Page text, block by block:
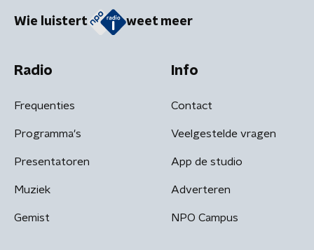
Wie luistert weet meer
Radio
Frequenties
Programma's
Presentatoren
Muziek
Gemist
Info
Contact
Veelgestelde vragen
App de studio
Adverteren
NPO Campus